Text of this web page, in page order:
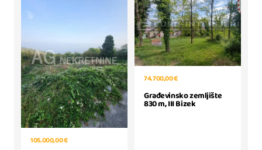
105.000,00 €
74.700,00 €
Građevinsko zemljište
830 m, III Bizek